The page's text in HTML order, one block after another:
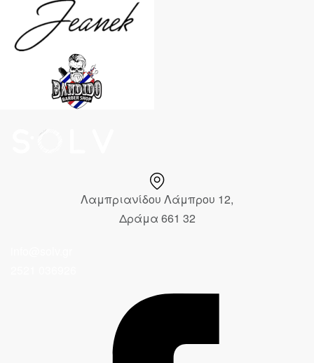
Λαμπριανίδου Λάμπρου 12,
Δράμα 661 32